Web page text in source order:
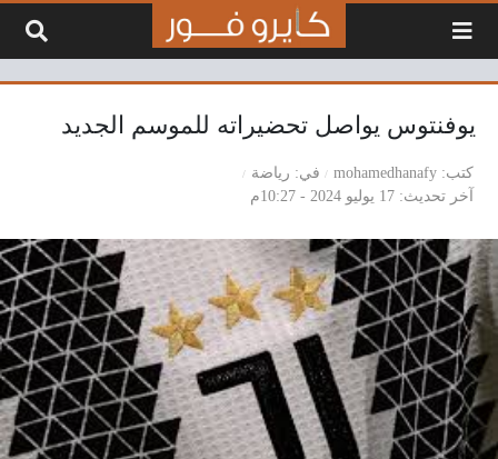
يوفنتوس يواصل تحضيراته للموسم الجديد
كتب mohamedhanafy في
رياضة
آخر تحديث 17 يوليو 2024 - 10:27م